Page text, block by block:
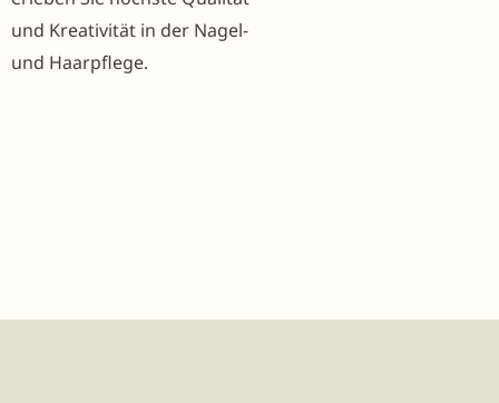
und Kreativität in der Nagel-
und Haarpflege.